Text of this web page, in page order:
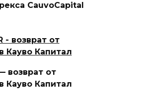
CauvoCapital
возврат от
Кауво Капитал